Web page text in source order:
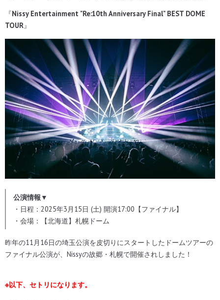
『Nissy Entertainment "Re:10th Anniversary Final" BEST DOME
TOUR』
公演情報▼
・日程：2025年3月15日 (土) 開演17:00【ファイナル】
・会場：【北海道】札幌ドーム
昨年の11月16日の埼玉公演を皮切りにスタートしたドームツアーの
ファイナル公演が、Nissyの故郷・札幌で開催されしました！
※以下、セトリになります。